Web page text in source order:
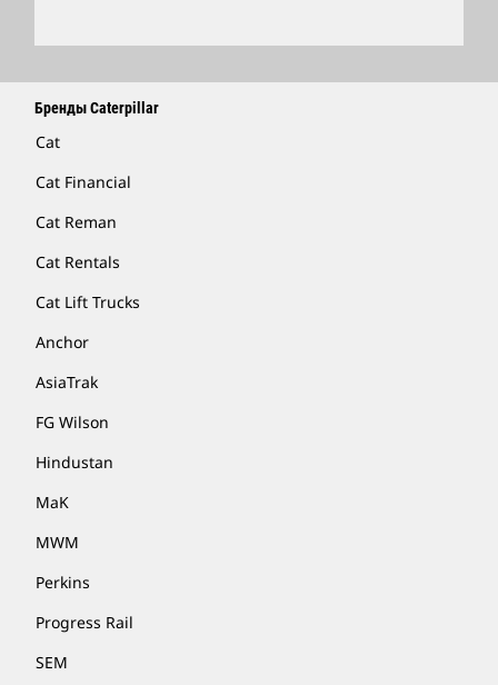
Бренды Caterpillar
Cat
Cat Financial
Cat Reman
Cat Rentals
Cat Lift Trucks
Anchor
AsiaTrak
FG Wilson
Hindustan
MaK
MWM
Perkins
Progress Rail
SEM